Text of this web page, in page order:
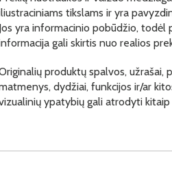
tikslams ir yra
yra informacinio pobūdžio, todėl
gali skirtis nuo realios
produktų spalvos, užrašai,
dydžiai, funkcijos ir/ar
ypatybių gali atrodyti